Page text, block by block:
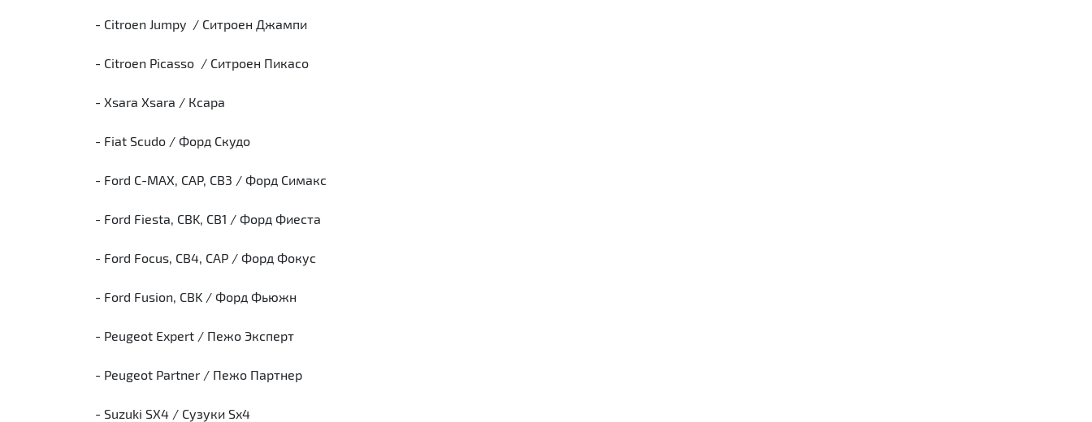
- Citroen Jumpy / Ситроен Джампи
- Citroen Picasso / Ситроен Пикасо
- Xsara Xsara / Ксара
- Fiat Scudo / Форд Скудо
- Ford C-MAX, CAP, CB3 / Форд Симакс
- Ford Fiesta, CBK, CB1 / Форд Фиеста
- Ford Focus, CB4, CAP / Форд Фокус
- Ford Fusion, CBK / Форд Фьюжн
- Peugeot Expert / Пежо Эксперт
- Peugeot Partner / Пежо Партнер
- Suzuki SX4 / Сузуки Sx4